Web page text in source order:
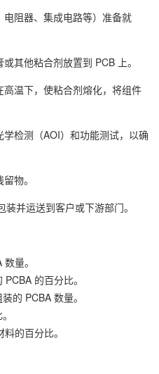
电阻器、集成电路等）准备就
其他粘合剂放置到 PCB 上。
高温下，使粘合剂熔化，将组件
学检测（AOI）和功能测试，以确
物。
装并运送到客户或下游部门。
量。
的百分比。
的 PCBA 数量。
的百分比。